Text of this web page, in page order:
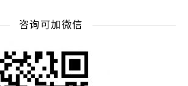
咨询可加微信